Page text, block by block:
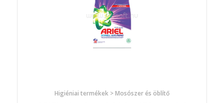
Higiéniai termékek > Mosószer és öblítő